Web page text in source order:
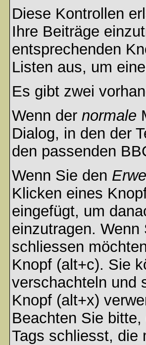
Diese Kontrollen
Ihre Beiträge
entsprechenden
Listen aus, um
Es gibt zwei
Wenn der normale
Dialog, in den der
den passenden
Wenn Sie den
Klicken eines
eingefügt, um
einzutragen. Wenn
schliessen
Knopf (alt+c). Sie
verschachteln und
Knopf (alt+x)
Beachten Sie
Tags schliesst, die